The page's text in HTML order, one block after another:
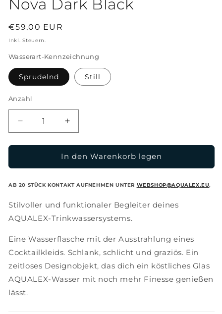
Nova Dark Black
Normaler
Preis
€59,00 EUR
Inkl. Steuern.
Wasserart-Kennzeichnung
Sprudelnd Still
Anzahl
Verringere
die
Menge
Nova
Black
Erhöhe
die
Menge
für
Nova
Black
In den Warenkorb legen
AB 20 STÜCK KONTAKT AUFNEHMEN UNTER WEBSHOP@AQUALEX.EU.
Stilvoller und funktionaler Begleiter deines
AQUALEX-Trinkwassersystems.
Eine Wasserflasche mit der Ausstrahlung eines
Cocktailkleids. Schlank, schlicht und graziös. Ein
zeitloses Designobjekt, das dich ein köstliches Glas
AQUALEX-Wasser mit noch mehr Finesse genießen
lässt.